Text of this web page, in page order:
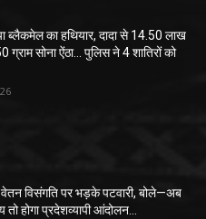
ब्लैकमेल का हथियार, दादा से 14.50 लाख
सोना ऐंठा… पुलिस ने 4 शातिरों को
वेतन विसंगति पर भड़के पटवारी, बोले—अब
तो होगा प्रदेशव्यापी आंदोलन…